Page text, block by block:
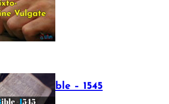
Vulgate
July 12, 2025
Luther Bible – 1545